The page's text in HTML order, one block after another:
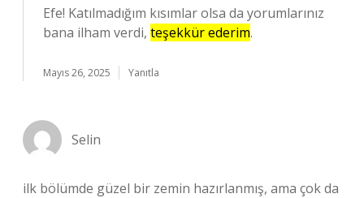
Efe! Katılmadığım kısımlar olsa da yorumlarınız
bana ilham verdi, teşekkür ederim.
Mayıs 26, 2025 Yanıtla
Selin
ilk bölümde güzel bir zemin hazırlanmış, ama çok da